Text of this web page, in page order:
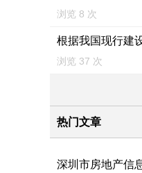
浏览 8 次
根据我国现行建
浏览 37 次
热门文章
深圳市房地产信